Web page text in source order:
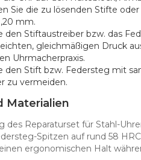
Sie die zu lösenden Stifte
mm.
den Stiftaustreiber bzw. das
gleichmäßigen Druck
Uhrmacherpraxis.
den Stift bzw. Federsteg mit
zu vermeiden.
Materialien
des Reparaturset für Stahl-
Spitzen auf rund 58
ergonomischen Halt